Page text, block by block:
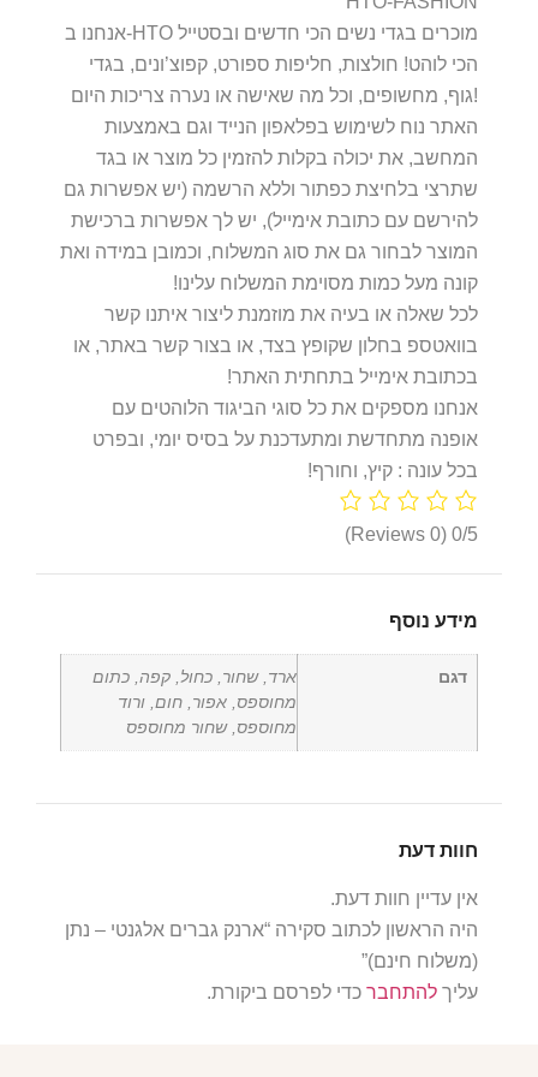
אנחנו ב-HTO מוכרים בגדי נשים הכי חדשים ובסטייל
הכי לוהט! חולצות, חליפות ספורט, קפוצ’ונים, בגדי
גוף, מחשופים, וכל מה שאישה או נערה צריכות היום!
האתר נוח לשימוש בפלאפון הנייד וגם באמצעות
המחשב, את יכולה בקלות להזמין כל מוצר או בגד
שתרצי בלחיצת כפתור וללא הרשמה (יש אפשרות גם
להירשם עם כתובת אימייל), יש לך אפשרות ברכישת
המוצר לבחור גם את סוג המשלוח, וכמובן במידה ואת
קונה מעל כמות מסוימת המשלוח עלינו!
לכל שאלה או בעיה את מוזמנת ליצור איתנו קשר
בוואטספ בחלון שקופץ בצד, או בצור קשר באתר, או
בכתובת אימייל בתחתית האתר!
אנחנו מספקים את כל סוגי הביגוד הלוהטים עם
אופנה מתחדשת ומתעדכנת על בסיס יומי, ובפרט
בכל עונה : קיץ, וחורף!
0/5
(0 Reviews)
מידע נוסף
דגם
ארד, שחור, כחול, קפה, כתום
מחוספס, אפור, חום, ורוד
מחוספס, שחור מחוספס
חוות דעת
אין עדיין חוות דעת.
היה הראשון לכתוב סקירה “ארנק גברים אלגנטי – נתן
(משלוח חינם)”
עליך להתחבר כדי לפרסם ביקורת.